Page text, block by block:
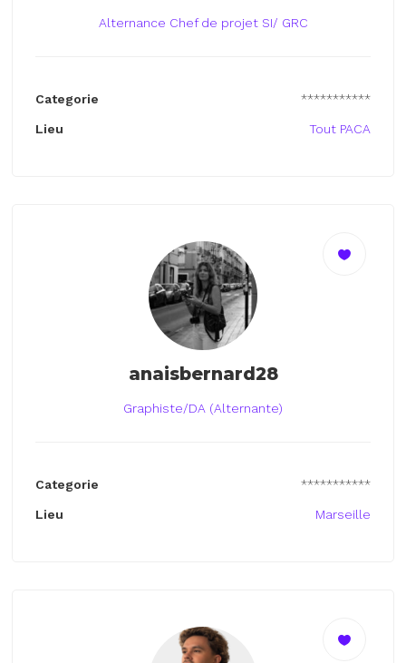
Alternance Chef de projet SI/ GRC
Categorie ***********
Lieu Tout PACA
anaisbernard28
Graphiste/DA (Alternante)
Categorie ***********
Lieu Marseille